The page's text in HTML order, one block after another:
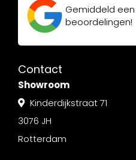
Gemiddeld een
beoordelingen!
Contact
Showroom
Kinderdijkstraat 71
3076 JH
Rotterdam